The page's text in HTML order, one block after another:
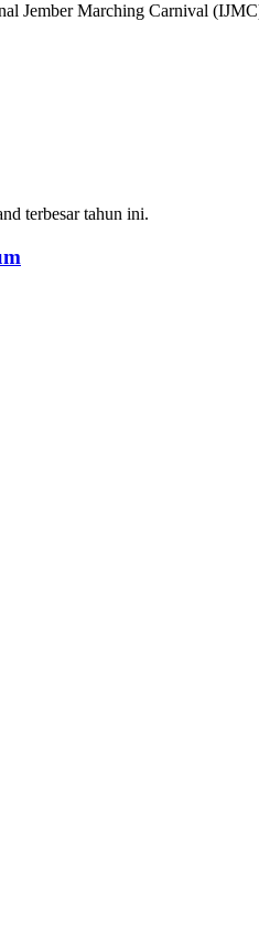
Jember Marching Carnival
terbesar tahun ini.